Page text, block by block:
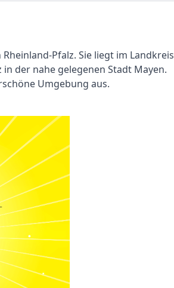
Pfalz. Sie liegt im Landkreis
der nahe gelegenen Stadt Mayen.
Umgebung aus.